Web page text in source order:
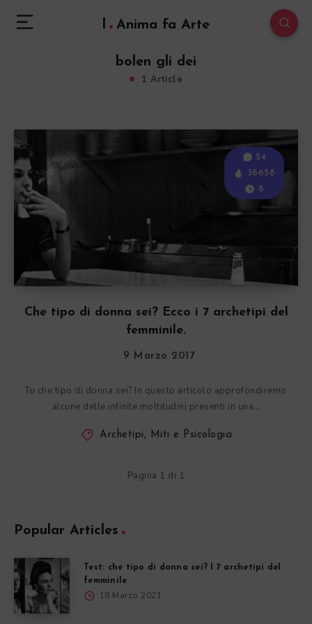
l Anima fa Arte
bolen gli dei
1 Article
Che tipo di donna sei? Ecco i 7 archetipi del
femminile.
24
36658
8
9 Marzo 2017
Tu che tipo di donna sei? In questo articolo approfondiremo
alcune delle infinite moltitudini presenti in una…
Archetipi, Miti e Psicologia
Pagina 1 di 1
Popular Articles
Test: che tipo di donna sei? I 7 archetipi del
femminile
18 Marzo 2021